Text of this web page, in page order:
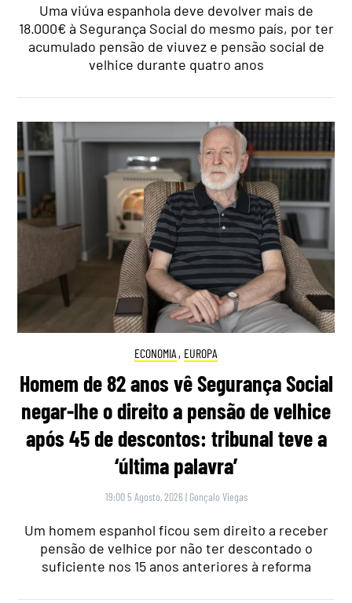
Uma viúva espanhola deve devolver mais de
18.000€ à Segurança Social do mesmo país, por ter
acumulado pensão de viuvez e pensão social de
velhice durante quatro anos
ECONOMIA , EUROPA
Homem de 82 anos vê Segurança Social
negar-lhe o direito a pensão de velhice
após 45 de descontos: tribunal teve a
‘última palavra’
19:00 5 Agosto, 2026 | Gonçalo Viegas
Um homem espanhol ficou sem direito a receber
pensão de velhice por não ter descontado o
suficiente nos 15 anos anteriores à reforma